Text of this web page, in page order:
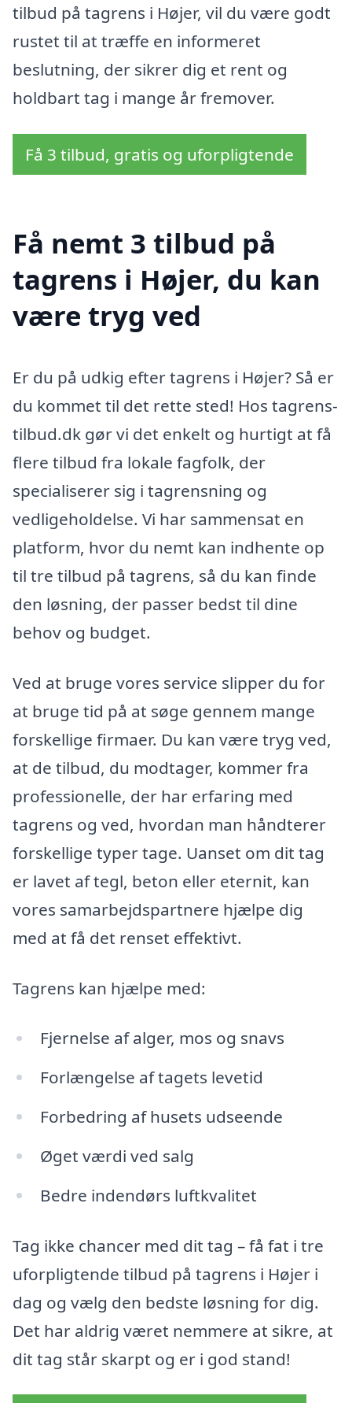
tilbud på tagrens i Højer, vil du være godt
rustet til at træffe en informeret
beslutning, der sikrer dig et rent og
holdbart tag i mange år fremover.
Få 3 tilbud, gratis og uforpligtende
Få nemt 3 tilbud på
tagrens i Højer, du kan
være tryg ved
Er du på udkig efter tagrens i Højer? Så er
du kommet til det rette sted! Hos tagrens-
tilbud.dk gør vi det enkelt og hurtigt at få
flere tilbud fra lokale fagfolk, der
specialiserer sig i tagrensning og
vedligeholdelse. Vi har sammensat en
platform, hvor du nemt kan indhente op
til tre tilbud på tagrens, så du kan finde
den løsning, der passer bedst til dine
behov og budget.
Ved at bruge vores service slipper du for
at bruge tid på at søge gennem mange
forskellige firmaer. Du kan være tryg ved,
at de tilbud, du modtager, kommer fra
professionelle, der har erfaring med
tagrens og ved, hvordan man håndterer
forskellige typer tage. Uanset om dit tag
er lavet af tegl, beton eller eternit, kan
vores samarbejdspartnere hjælpe dig
med at få det renset effektivt.
Tagrens kan hjælpe med:
Fjernelse af alger, mos og snavs
Forlængelse af tagets levetid
Forbedring af husets udseende
Øget værdi ved salg
Bedre indendørs luftkvalitet
Tag ikke chancer med dit tag – få fat i tre
uforpligtende tilbud på tagrens i Højer i
dag og vælg den bedste løsning for dig.
Det har aldrig været nemmere at sikre, at
dit tag står skarpt og er i god stand!